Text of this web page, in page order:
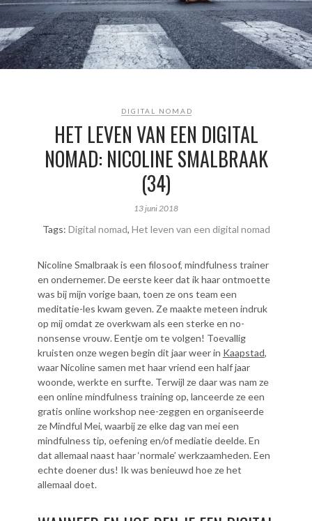
DIGITAL NOMAD
HET LEVEN VAN EEN DIGITAL
NOMAD: NICOLINE SMALBRAAK
(34)
13 juni 2018
Tags: Digital nomad, Het leven van een digital nomad
Nicoline Smalbraak is een filosoof, mindfulness trainer
en ondernemer. De eerste keer dat ik haar ontmoette
was bij mijn vorige baan, toen ze ons team een
meditatie-les kwam geven. Ze maakte meteen indruk
op mij omdat ze overkwam als een sterke en no-
nonsense vrouw. Eentje om te volgen! Toevallig
kruisten onze wegen begin dit jaar weer in Kaapstad,
waar Nicoline samen met haar vriend een half jaar
woonde, werkte en surfte. Terwijl ze daar was nam ze
een online mindfulness training op, lanceerde ze een
gratis online workshop nee-zeggen en organiseerde
ze Mindful Mei, waarbij ze elke dag van mei een
mindfulness tip, oefening en/of mediatie deelde. En
dat allemaal naast haar ‘normale’ werkzaamheden. Een
echte doener dus! Ik was benieuwd hoe ze het
allemaal doet.